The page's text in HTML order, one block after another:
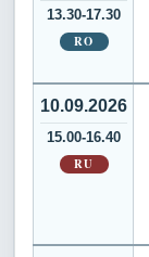
13.30-17.30
RO
10.09.2026
15.00-16.40
RU